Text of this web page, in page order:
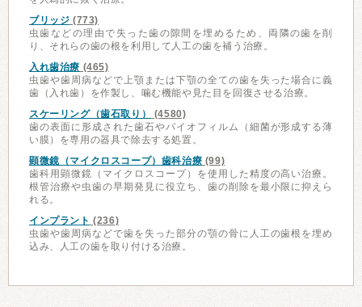
ブリッジ (773)
虫歯などの理由で失った歯の隙間を埋めるため、両隣の歯を削
り、それらの歯の根を利用して人工の歯を補う治療。
入れ歯治療 (465)
虫歯や歯周病などで上顎または下顎の全ての歯を失った場合に義
歯（入れ歯）を作製し、噛む機能や見た目を回復させる治療。
スケーリング（歯石取り）
(4580)
歯の表面に形成された歯石やバイオフィルム（細菌が形成する薄
い膜）を専用の器具で除去する処置。
顕微鏡（マイクロスコープ）歯科治療 (99)
歯科用顕微鏡（マイクロスコープ）を使用した精度の高い治療。
根管治療や虫歯の早期発見に役立ち、歯の削除を最小限に抑えら
れる。
インプラント (236)
虫歯や歯周病などで歯を失った部分の顎の骨に人工の歯根を埋め
込み、人工の歯を取り付ける治療。